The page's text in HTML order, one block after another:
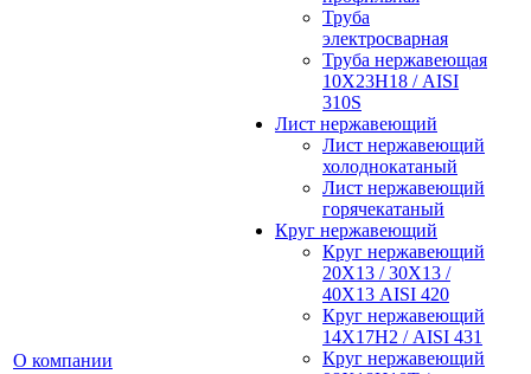
О компании
Труба
электросварная
Труба нержавеющая
10Х23Н18 / AISI
310S
Лист нержавеющий
Лист нержавеющий
холоднокатаный
Лист нержавеющий
горячекатаный
Круг нержавеющий
Круг нержавеющий
20Х13 / 30Х13 /
40Х13 AISI 420
Круг нержавеющий
14Х17Н2 / AISI 431
Круг нержавеющий